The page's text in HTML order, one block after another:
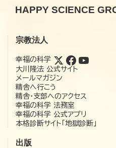
HAPPY SCIENCE
宗教法人
幸福の科学
大川隆法 公式サイト
メールマガジン
精舎へ行こう
精舎・支部へのアクセス
幸福の科学 法務室
幸福の科学 公式アプリ
本格診断サイト「地獄診断」
出版